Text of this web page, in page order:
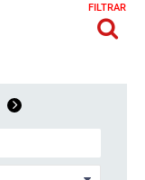
FILTRAR